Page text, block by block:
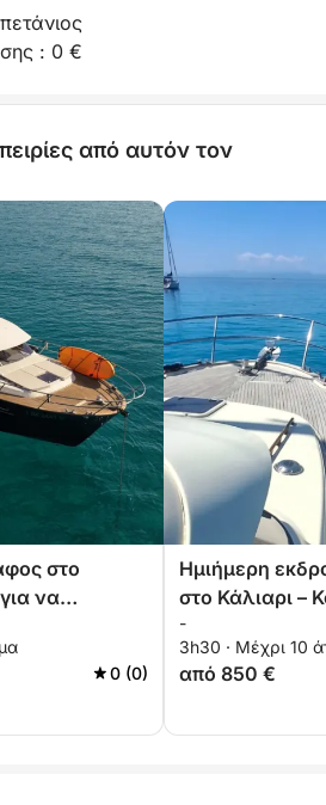
: 0 €
από αυτόν τον
στο
να
όρμους
στη
0 (0)
Ημιήμερη
στο Κάλιαρι –
κρυστάλλινη
-
3h30 · Μέχρι 10
από 850 €